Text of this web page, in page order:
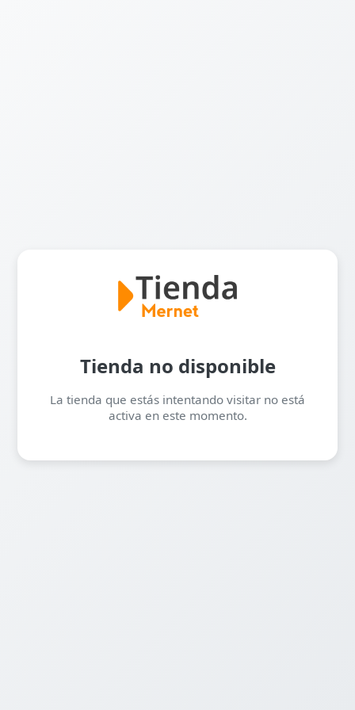
Tienda no disponible
La tienda que estás intentando visitar no está
activa en este momento.